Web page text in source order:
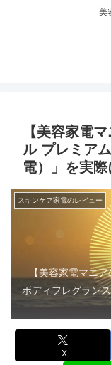
美
【美容家電
ル プレミア
電）」を実
スキンケア家電のレビュー
【美容家電マニ
ボディフレグラン
X